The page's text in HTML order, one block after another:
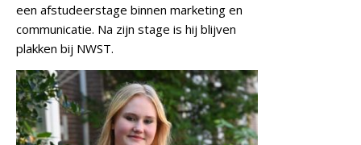
een afstudeerstage binnen marketing en
communicatie. Na zijn stage is hij blijven
plakken bij NWST.